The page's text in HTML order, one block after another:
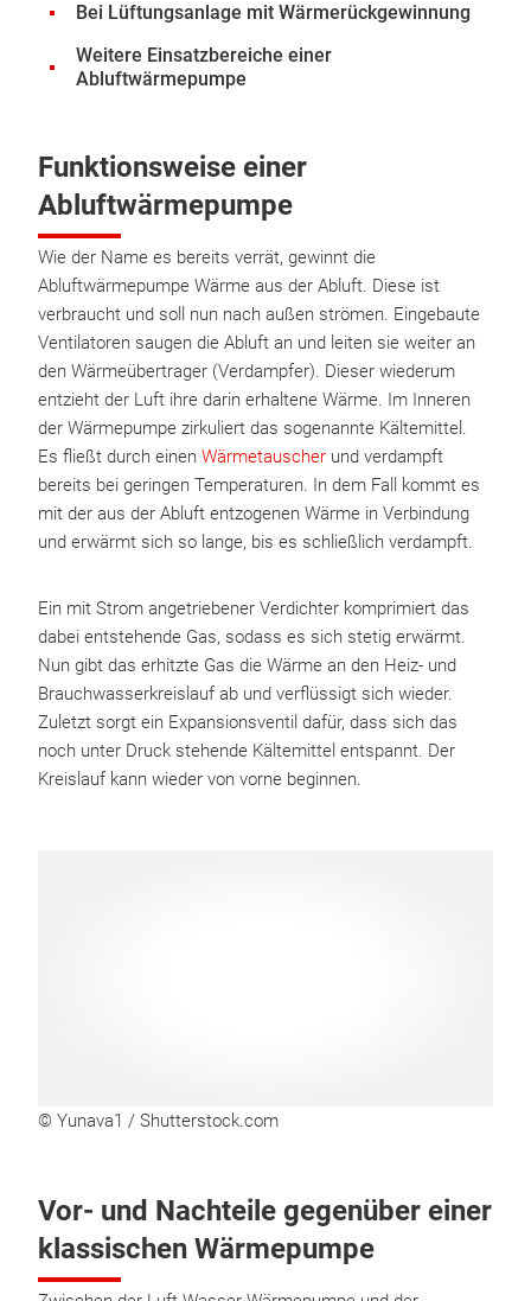
Bei Lüftungsanlage mit Wärmerückgewinnung
Weitere Einsatzbereiche einer
Abluftwärmepumpe
Funktionsweise einer
Abluftwärmepumpe
Wie der Name es bereits verrät, gewinnt die
Abluftwärmepumpe Wärme aus der Abluft. Diese ist
verbraucht und soll nun nach außen strömen. Eingebaute
Ventilatoren saugen die Abluft an und leiten sie weiter an
den Wärmeübertrager (Verdampfer). Dieser wiederum
entzieht der Luft ihre darin erhaltene Wärme. Im Inneren
der Wärmepumpe zirkuliert das sogenannte Kältemittel.
Es fließt durch einen Wärmetauscher und verdampft
bereits bei geringen Temperaturen. In dem Fall kommt es
mit der aus der Abluft entzogenen Wärme in Verbindung
und erwärmt sich so lange, bis es schließlich verdampft.
Ein mit Strom angetriebener Verdichter komprimiert das
dabei entstehende Gas, sodass es sich stetig erwärmt.
Nun gibt das erhitzte Gas die Wärme an den Heiz- und
Brauchwasserkreislauf ab und verflüssigt sich wieder.
Zuletzt sorgt ein Expansionsventil dafür, dass sich das
noch unter Druck stehende Kältemittel entspannt. Der
Kreislauf kann wieder von vorne beginnen.
© Yunava1 / Shutterstock.com
Vor- und Nachteile gegenüber einer
klassischen Wärmepumpe